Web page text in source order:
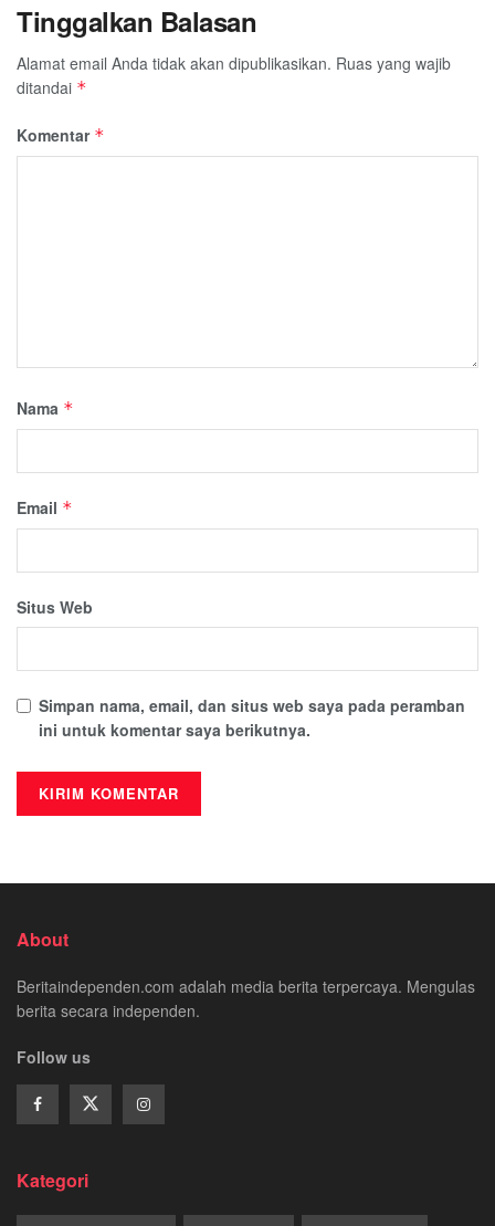
Tinggalkan Balasan
Alamat email Anda tidak akan dipublikasikan. Ruas yang wajib
ditandai *
Komentar *
Nama *
Email *
Situs Web
Simpan nama, email, dan situs web saya pada peramban
ini untuk komentar saya berikutnya.
About
Beritaindependen.com adalah media berita terpercaya. Mengulas
berita secara independen.
Follow us
Kategori